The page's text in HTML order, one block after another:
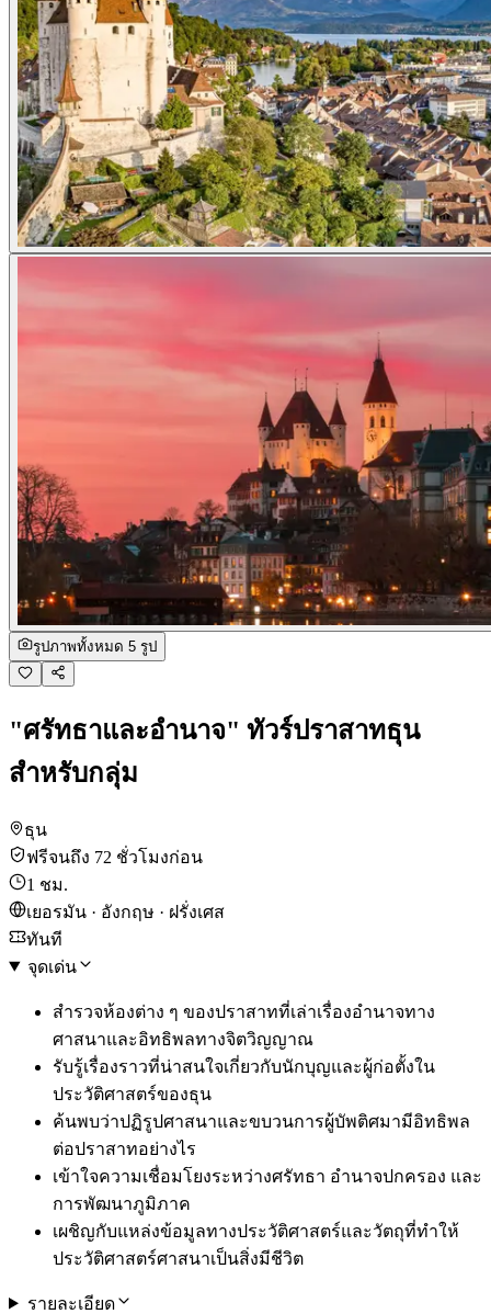
รูปภาพทั้งหมด 5 รูป
"ศรัทธาและอำนาจ" ทัวร์ปราสาทธุน
สำหรับกลุ่ม
ธุน
ฟรีจนถึง 72 ชั่วโมงก่อน
1 ชม.
เยอรมัน · อังกฤษ · ฝรั่งเศส
ทันที
จุดเด่น
สำรวจห้องต่าง ๆ ของปราสาทที่เล่าเรื่องอำนาจทาง
ศาสนาและอิทธิพลทางจิตวิญญาณ
รับรู้เรื่องราวที่น่าสนใจเกี่ยวกับนักบุญและผู้ก่อตั้งใน
ประวัติศาสตร์ของธุน
ค้นพบว่าปฏิรูปศาสนาและขบวนการผู้บัพติศมามีอิทธิพล
ต่อปราสาทอย่างไร
เข้าใจความเชื่อมโยงระหว่างศรัทธา อำนาจปกครอง และ
การพัฒนาภูมิภาค
เผชิญกับแหล่งข้อมูลทางประวัติศาสตร์และวัตถุที่ทำให้
ประวัติศาสตร์ศาสนาเป็นสิ่งมีชีวิต
รายละเอียด